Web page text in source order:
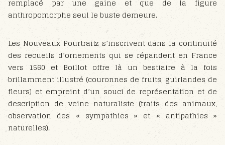
remplacé par une gaine et que de la figure
anthropomorphe seul le buste demeure.
Les Nouveaux Pourtraitz s’inscrivent dans la continuité
des recueils d’ornements qui se répandent en France
vers 1560 et Boillot offre là un bestiaire à la fois
brillamment illustré (couronnes de fruits, guirlandes de
fleurs) et empreint d’un souci de représentation et de
description de veine naturaliste (traits des animaux,
observation des « sympathies » et « antipathies »
naturelles).